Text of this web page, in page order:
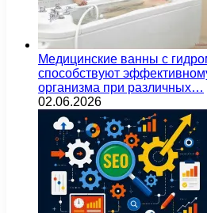
Медицинские ванны с
способствуют
организма при различных…
02.06.2026